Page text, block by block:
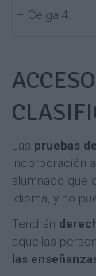
– Celga 4.
Las pruebas
incorporación
alumnado que
idioma, y no
Tendrán
aquellas
las